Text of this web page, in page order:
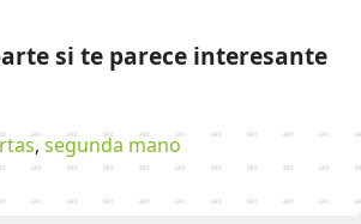
si te parece interesante
,segunda mano